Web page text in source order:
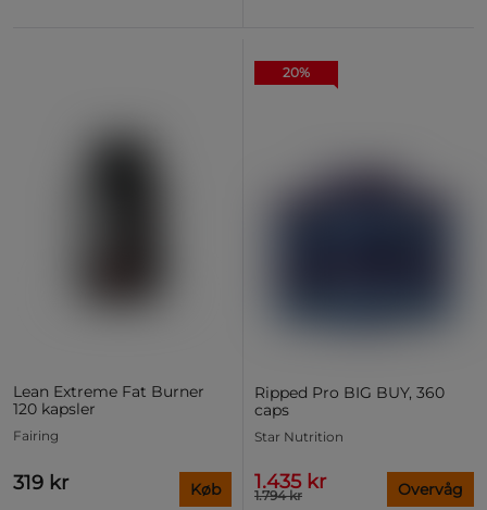
Lean Extreme Fat Burner
120 kapsler
Fairing
319 kr Køb
20%
Ripped Pro BIG BUY, 360
caps
Star Nutrition
1.435 kr
1.794 kr Overvåg